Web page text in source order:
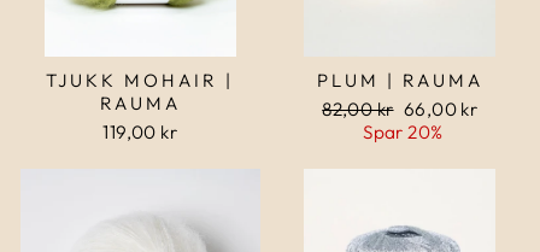
TJUKK MOHAIR |
RAUMA
119,00 kr
PLUM | RAUMA
Normalpris
82,00 kr Udsalgspris
66,00 kr
Spar 20%